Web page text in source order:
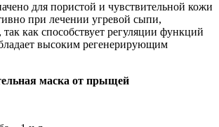
для пористой и чувствительной кожи
при лечении угревой сыпи,
как способствует регуляции функций
высоким регенерирующим
маска от прыщей